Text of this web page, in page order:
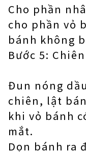
Cho phần
cho phần vỏ
bánh không
Bước 5:
Đun nóng
chiên, lật
khi vỏ bánh
mắt.
Dọn bánh ra